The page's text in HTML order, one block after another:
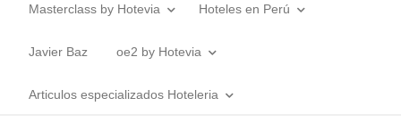
Masterclass by Hotevia Hoteles en Perú
Javier Baz oe2 by Hotevia
Articulos especializados Hoteleria